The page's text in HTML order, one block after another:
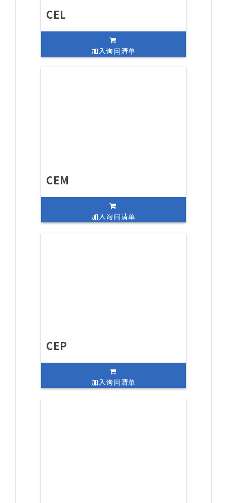
CEL
加入询问清单
CEM
加入询问清单
CEP
加入询问清单